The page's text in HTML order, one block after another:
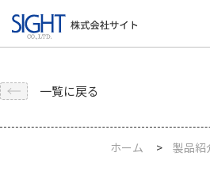
一覧に戻る
ホーム 製品紹